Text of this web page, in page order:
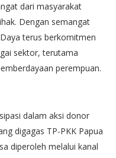
dari masyarakat
Dengan semangat
terus berkomitmen
sektor, terutama
perempuan.
dalam aksi donor
digagas TP-PKK Papua
diperoleh melalui kanal